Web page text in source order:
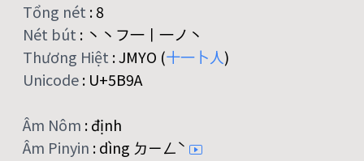
Tổng nét :8
Nét bút : 丶丶フ一丨一ノ丶
Thương Hiệt :JMYO (十一 卜人)
Unicode: U+5B9A
Âm Nôm :định
Âm Pinyin :dìng ㄉㄧㄥˋ